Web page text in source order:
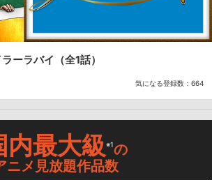
ーラバイ （全1話）
気になる登録数： 664
内最大級※1の
ニメ見放題作品数